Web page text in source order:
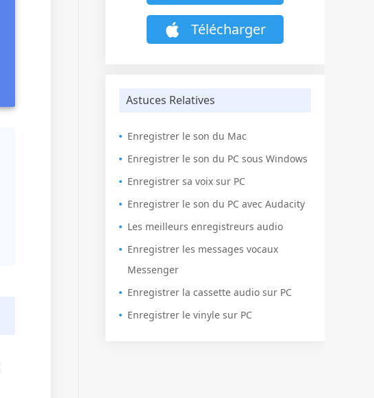
Télécharger
Astuces Relatives
Enregistrer le son du Mac
Enregistrer le son du PC sous Windows
Enregistrer sa voix sur PC
Enregistrer le son du PC avec Audacity
Les meilleurs enregistreurs audio
Enregistrer les messages vocaux
Messenger
Enregistrer la cassette audio sur PC
Enregistrer le vinyle sur PC